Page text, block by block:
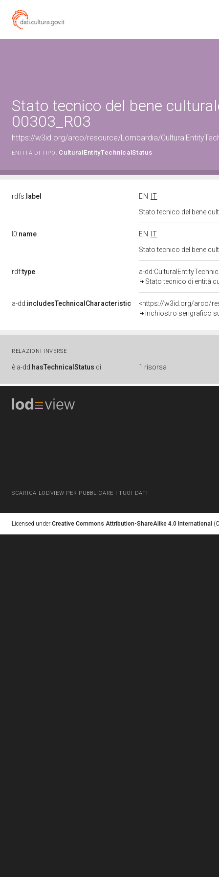
Stato tecnico del bene
00303_R03
https://w3id.org/arco/resource/Lombardia/
ENTITÀ DI TIPO: CulturalEntityTechnicalStatus
rdfs: label EN
IT
Stato tecnico del bene
l0:name EN
IT
Stato tecnico del bene
rdf:type
a-
Stato tecnico di entità
a-dd:includesTechnicalCharacteristic
inchiostro serigrafico
RELAZIONI INVERSE
è a-dd:hasTechnicalStatus di 1 risorsa
SCARICA LODVIEW PER PUBBLICARE I TUOI DATI
Licensed under Creative Commons Attribution-ShareAlike 4.0 International